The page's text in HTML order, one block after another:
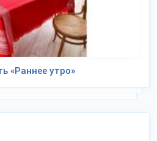
«Раннее утро»